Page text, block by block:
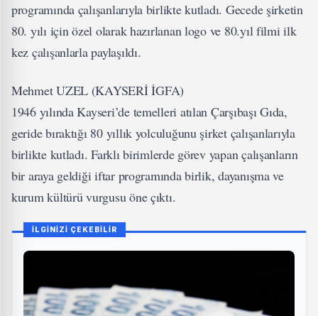
programında çalışanlarıyla birlikte kutladı. Gecede şirketin
80. yılı için özel olarak hazırlanan logo ve 80.yıl filmi ilk
kez çalışanlarla paylaşıldı.
Mehmet UZEL (KAYSERİ İGFA)
1946 yılında Kayseri’de temelleri atılan Çarşıbaşı Gıda,
geride bıraktığı 80 yıllık yolculuğunu şirket çalışanlarıyla
birlikte kutladı. Farklı birimlerde görev yapan çalışanların
bir araya geldiği iftar programında birlik, dayanışma ve
kurum kültürü vurgusu öne çıktı.
İLGİNİZİ ÇEKEBİLİR